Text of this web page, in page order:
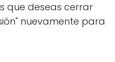
que deseas cerrar
nuevamente para